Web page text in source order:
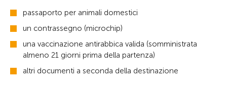
passaporto per animali domestici
un contrassegno (microchip)
una vaccinazione antirabbica valida (somministrata
almeno 21 giorni prima della partenza)
altri documenti a seconda della destinazione